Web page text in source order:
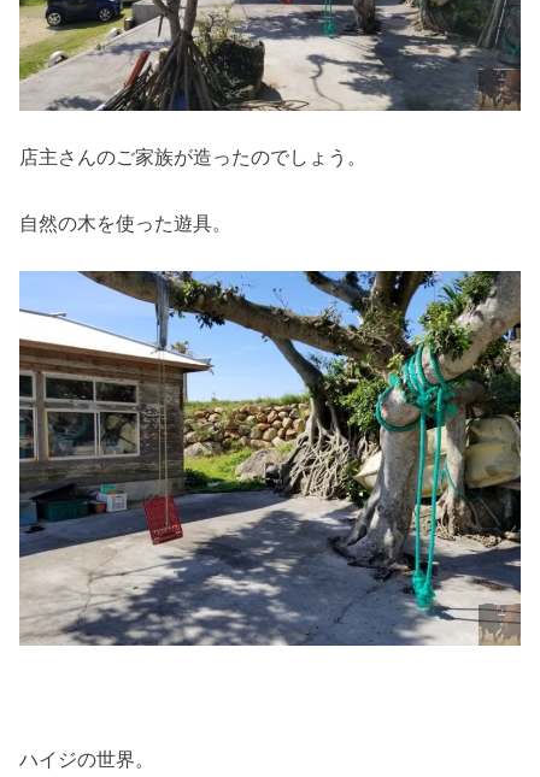
店主さんのご家族が造ったのでしょう。
自然の木を使った遊具。
ハイジの世界。